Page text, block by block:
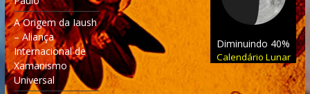
A Origem da Iaush
– Aliança
Internacional de
Xamanismo
Universal
Diminuindo 40%
Calendário Lunar